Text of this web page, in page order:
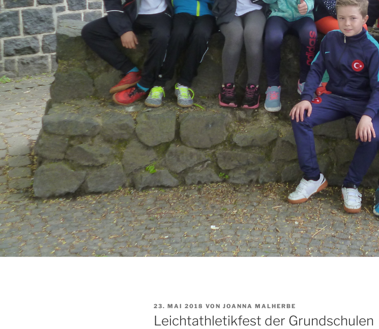
VERÖFFENTLICHT
AM
23. MAI 2018 VON JOANNA MALHERBE
Leichtathletikfest der Grundschulen